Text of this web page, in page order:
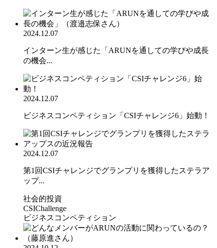
2024.12.07
インターン生が感じた「ARUNを通しての学びや成長
の機会...
2024.12.07
ビジネスコンペティション「CSIチャレンジ6」始動！
2024.12.07
第1回CSIチャレンジでグランプリを獲得したステラア
ップ...
社会的投資
CSIChallenge
ビジネスコンペティション